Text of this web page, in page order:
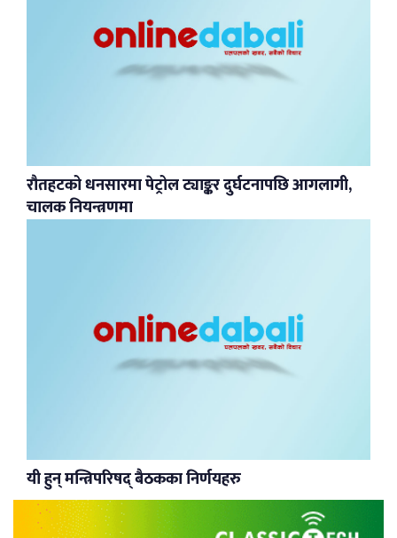
रौतहटको धनसारमा पेट्रोल ट्याङ्कर दुर्घटनापछि आगलागी,
चालक नियन्त्रणमा
यी हुन् मन्त्रिपरिषद् बैठकका निर्णयहरु